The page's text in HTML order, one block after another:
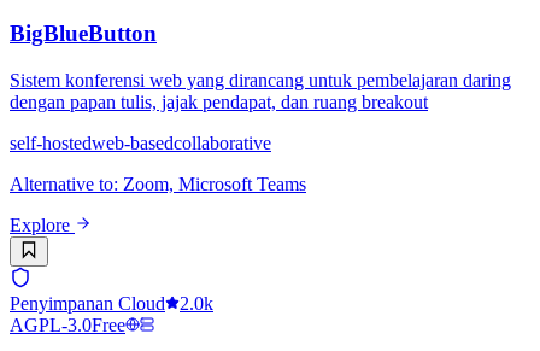
BigBlueButton
Sistem konferensi web yang dirancang untuk pembelajaran daring
dengan papan tulis, jajak pendapat, dan ruang breakout
self-hostedweb-basedcollaborative
Alternative to: Zoom, Microsoft Teams
Explore
Penyimpanan Cloud
2.0k
AGPL-3.0Free